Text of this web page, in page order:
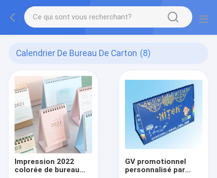
Calendrier De Bureau De Carton (8)
Impression 2022
colorée de bureau
GV promotionnel
personnalisé par